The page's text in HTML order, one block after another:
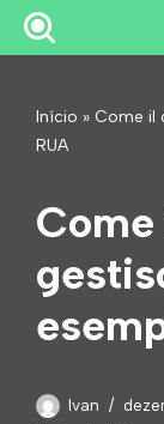
conteúdo
Início » Come il
RUA
Ivan